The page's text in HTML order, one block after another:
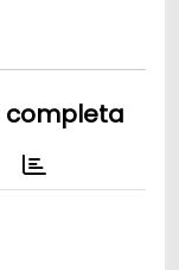
completa